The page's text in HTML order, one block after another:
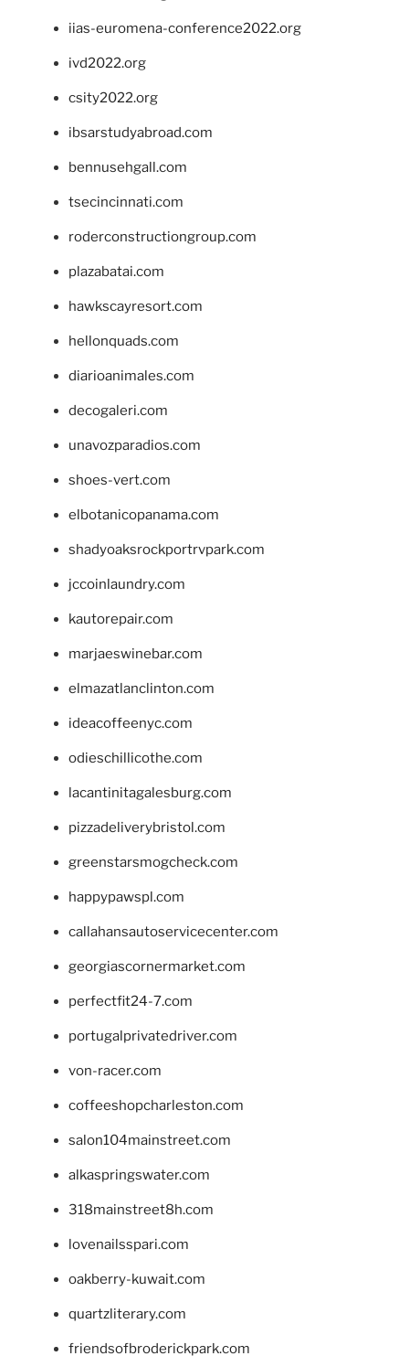
iias-euromena-conference2022.org
ivd2022.org
csity2022.org
ibsarstudyabroad.com
bennusehgall.com
tsecincinnati.com
roderconstructiongroup.com
plazabatai.com
hawkscayresort.com
hellonquads.com
diarioanimales.com
decogaleri.com
unavozparadios.com
shoes-vert.com
elbotanicopanama.com
shadyoaksrockportrvpark.com
jccoinlaundry.com
kautorepair.com
marjaeswinebar.com
elmazatlanclinton.com
ideacoffeenyc.com
odieschillicothe.com
lacantinitagalesburg.com
pizzadeliverybristol.com
greenstarsmogcheck.com
happypawspl.com
callahansautoservicecenter.com
georgiascornermarket.com
perfectfit24-7.com
portugalprivatedriver.com
von-racer.com
coffeeshopcharleston.com
salon104mainstreet.com
alkaspringswater.com
318mainstreet8h.com
lovenailsspari.com
oakberry-kuwait.com
quartzliterary.com
friendsofbroderickpark.com